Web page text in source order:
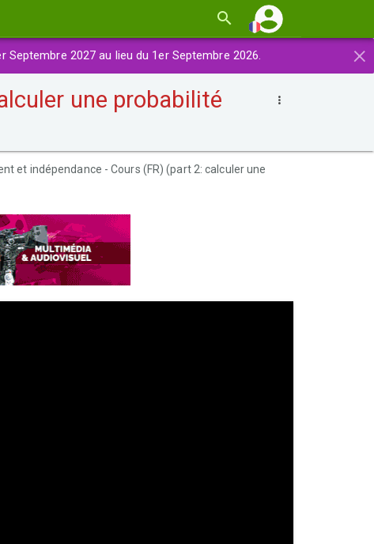
×
2027 au lieu du 1er Septembre 2026.
une probabilité
et indépendance - Cours (FR) (part 2: calculer une